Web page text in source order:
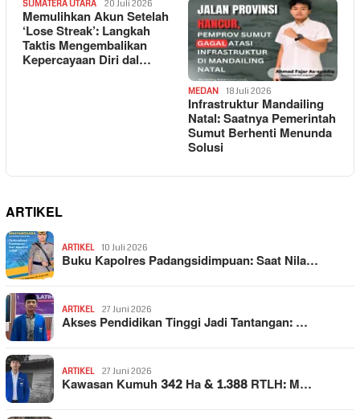
SUMATERA UTARA 20 Juli 2026
Memulihkan Akun Setelah
‘Lose Streak’: Langkah
Taktis Mengembalikan
Kepercayaan Diri dal…
MEDAN 18 Juli 2026
Infrastruktur Mandailing
Natal: Saatnya Pemerintah
Sumut Berhenti Menunda
Solusi
ARTIKEL
ARTIKEL 10 Juli 2026
Buku Kapolres Padangsidimpuan: Saat Nila…
ARTIKEL 27 Juni 2026
Akses Pendidikan Tinggi Jadi Tantangan: …
ARTIKEL 27 Juni 2026
Kawasan Kumuh 342 Ha & 1.388 RTLH: M…